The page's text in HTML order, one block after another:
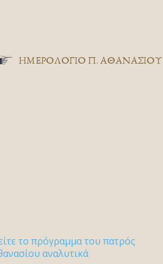
ΗΜΕΡΟΛΟΓΙΟ Π. ΑΘΑΝΑΣΙΟΥ
το πρόγραμμα του πατρός
αναλυτικά